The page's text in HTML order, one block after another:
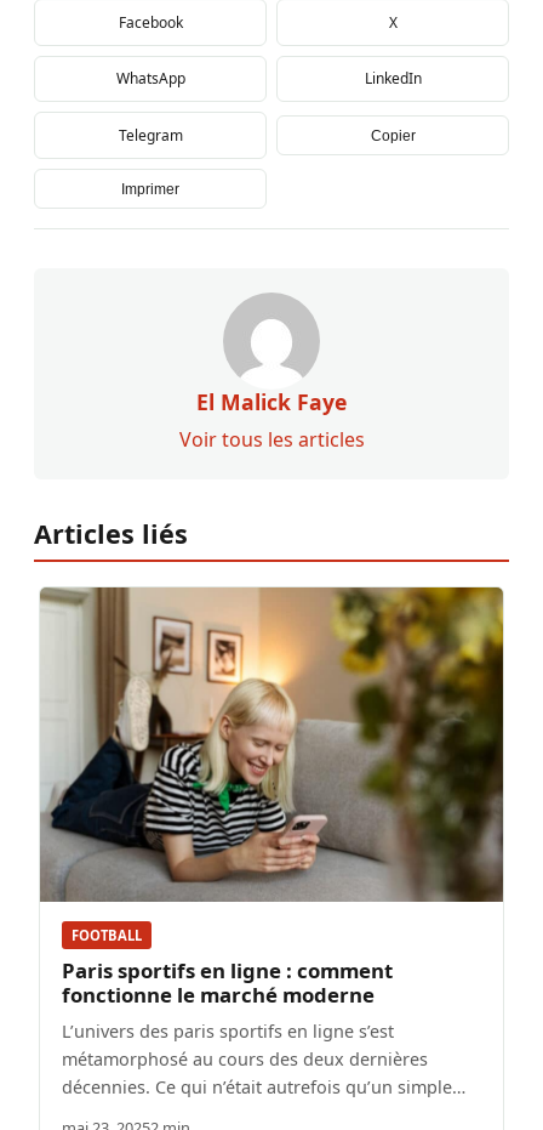
Facebook X
WhatsApp LinkedIn
Telegram Copier
Imprimer
El Malick Faye
Voir tous les articles
Articles liés
FOOTBALL
Paris sportifs en ligne : comment
fonctionne le marché moderne
L’univers des paris sportifs en ligne s’est
métamorphosé au cours des deux dernières
décennies. Ce qui n’était autrefois qu’un simple…